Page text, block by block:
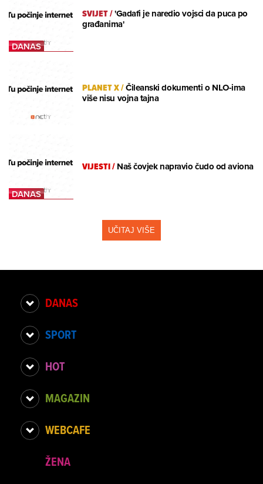
SVIJET/'Gadafi je naredio vojsci da puca po
građanima'
PLANET X/Čileanski dokumenti o NLO-ima
više nisu vojna tajna
VIJESTI/Naš čovjek napravio čudo od aviona
UČITAJ VIŠE
DANAS
SPORT
HOT
MAGAZIN
WEBCAFE
ŽENA